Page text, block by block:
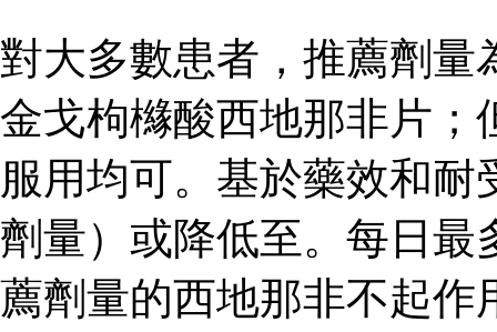
對大多數患者，推薦劑量
金戈枸櫞酸西地那非片；
服用均可。基於藥效和
劑量）或降低至。每日最
薦劑量的西地那非不起作